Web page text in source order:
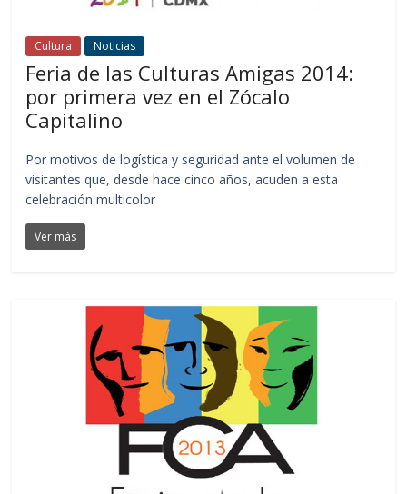
Cultura Noticias
Feria de las Culturas Amigas 2014:
por primera vez en el Zócalo
Capitalino
Por motivos de logística y seguridad ante el volumen de
visitantes que, desde hace cinco años, acuden a esta
celebración multicolor
Ver más